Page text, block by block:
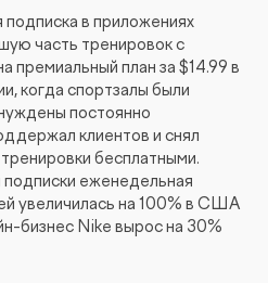
в приложениях
часть тренировок с
премиальный план за $14.99 в
когда спортзалы были
постоянно
клиентов и снял
бесплатными.
еженедельная
увеличилась на 100% в США
бизнес Nike вырос на 30%